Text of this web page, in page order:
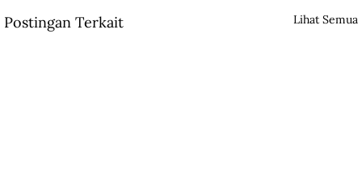
Postingan Terkait Lihat Semua